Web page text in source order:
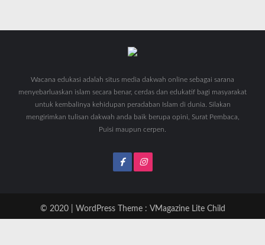
Wacana edukasi adalah situs media dakwah online sebagai sarana
menyebarluaskan islam secara benar, cerdas dan edukatif bagi masyarakat
untuk kembalinya kehidupan peradaban Islam di dunia. Silakan
mengirimkan tulisan dakwah anda baik berupa opini, Surat Pembaca,
Puisi maupun cerpen.
© 2020 | WordPress Theme : VMagazine Lite Child